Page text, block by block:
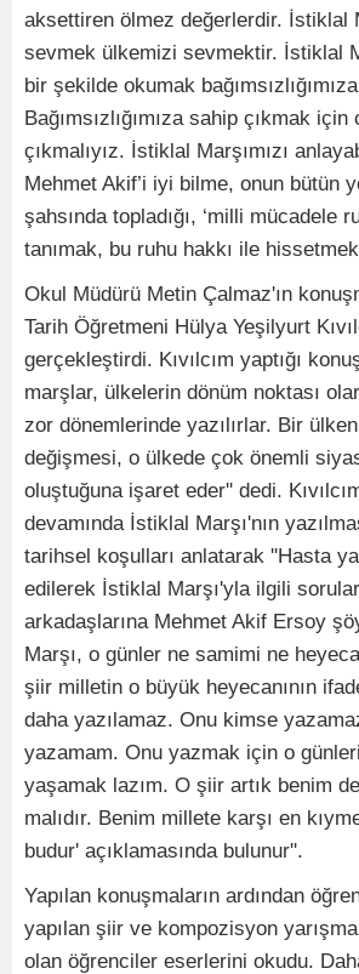
aksettiren ölmez değerlerdir. İstiklal
sevmek ülkemizi sevmektir. İstiklal
bir şekilde okumak
Bağımsızlığımıza sahip çıkmak
çıkmalıyız. İstiklal Marşımızı
Mehmet Akif’i iyi bilme, onun bütün
şahsında topladığı, ‘milli mücadele
tanımak, bu ruhu hakkı ile
Okul Müdürü Metin Çalmaz'ın
Tarih Öğretmeni Hülya Yeşilyurt
gerçekleştirdi. Kıvılcım yaptığı
marşlar, ülkelerin dönüm noktası
zor dönemlerinde yazılırlar. Bir
değişmesi, o ülkede çok önemli
oluştuğuna işaret eder'' dedi.
devamında İstiklal Marşı'nın
tarihsel koşulları anlatarak ''Hasta
edilerek İstiklal Marşı'yla ilgili
arkadaşlarına Mehmet Akif Ersoy
Marşı, o günler ne samimi ne
şiir milletin o büyük heyecanının
daha yazılamaz. Onu kimse
yazamam. Onu yazmak için o
yaşamak lazım. O şiir artık benim
malıdır. Benim millete karşı en
budur' açıklamasında bulunur''.
Yapılan konuşmaların ardından
yapılan şiir ve kompozisyon
olan öğrenciler eserlerini okudu.